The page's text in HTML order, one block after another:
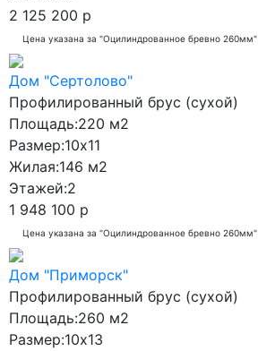
2 125 200 р
Цена указана за "Оцилиндрованное бревно 260мм"
Дом "Сертолово"
Профилированный брус (сухой)
Площадь:220 м2
Размер:10x11
Жилая:146 м2
Этажей:2
1 948 100 р
Цена указана за "Оцилиндрованное бревно 260мм"
Дом "Приморск"
Профилированный брус (сухой)
Площадь:260 м2
Размер:10x13